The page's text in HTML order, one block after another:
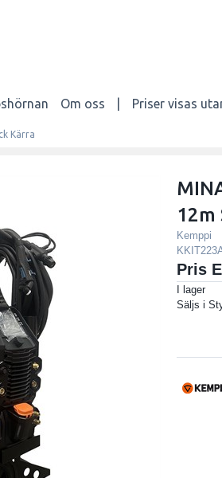
Om oss Priser visas
Kärra
12m
Kemppi
Pris
I lager
Säljs i